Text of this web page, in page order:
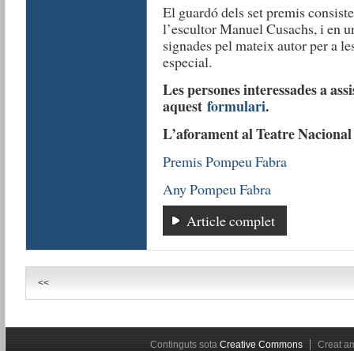
El guardó dels set premis
l’escultor Manuel Cusachs, i en
signades pel mateix autor per a
especial.
Les persones interessades a
aquest formulari.
L’aforament al Teatre
Premis Pompeu Fabra
Any Pompeu Fabra
Article complet
<<
Continguts sota Creative Commons Creat